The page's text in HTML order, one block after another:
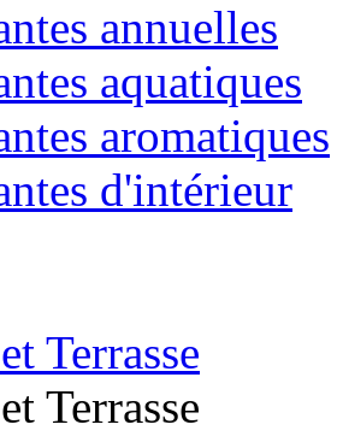
annuelles
aquatiques
aromatiques
d'intérieur
Terrasse
Terrasse